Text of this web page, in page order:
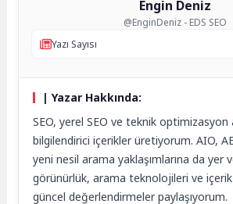
Engin Deniz
@EnginDeniz - EDS SEO
Yazı Sayısı
| Yazar Hakkında:
SEO, yerel SEO ve teknik optimizasyon
bilgilendirici içerikler üretiyorum. AIO,
yeni nesil arama yaklaşımlarına da yer
görünürlük, arama teknolojileri ve içerik
güncel değerlendirmeler paylaşıyorum.